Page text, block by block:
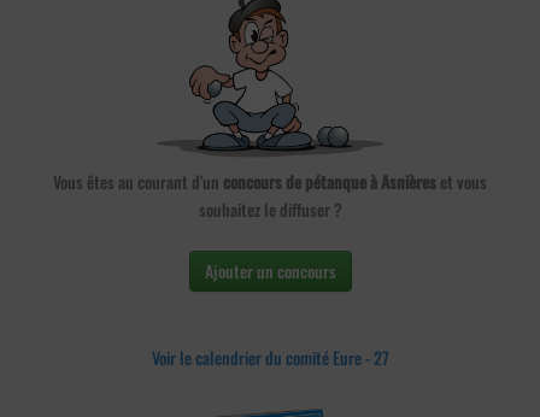
Vous êtes au courant d'un concours de pétanque à Asnièreset vous
souhaitez le diffuser ?
Ajouter un concours
Voir le calendrier du comité Eure - 27